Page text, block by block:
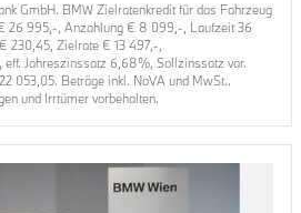
GmbH. BMW Zielratenkredit für das Fahrzeug
26 995,-, Anzahlung € 8 099,-, Laufzeit36
230,45, Zielrate € 13 497,-,
, eff. Jahreszinssatz 6,68%, Sollzinssatz var.
22 053,05. Beträge inkl. NoVA und MwSt..
und Irrtümer vorbehalten.